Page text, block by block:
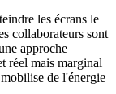
les écrans le
collaborateurs sont
approche
réel mais marginal
de l'énergie